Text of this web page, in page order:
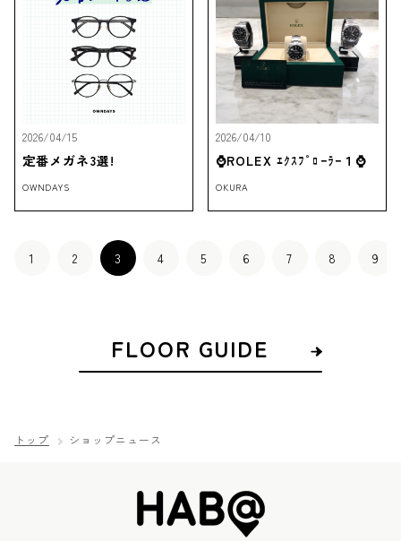
2026/04/15
定番メガネ3選!
OWNDAYS
2026/04/10
⌚ROLEX ｴｸｽﾌﾟﾛｰﾗｰ１⌚
OKURA
1 2 3 4 5 6 7 8 9
FLOOR GUIDE
トップ ショップニュース